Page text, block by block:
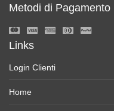
Metodi di Pagamento
Links
Login Clienti
Home